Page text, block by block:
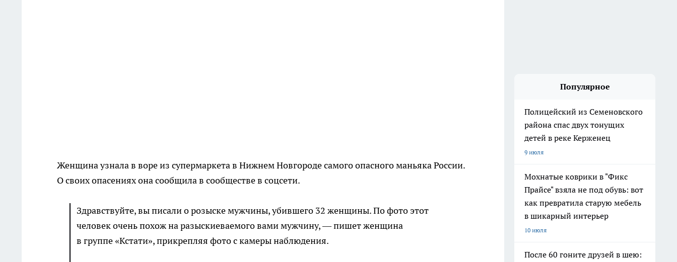
Женщина узнала в воре из супермаркета в Нижнем Новгороде самого опасного маньяка России.
О своих опасениях она сообщила в сообществе в соцсети.
Здравствуйте, вы писали о розыске мужчины, убившего 32 женщины. По фото этот
человек очень похож на разыскиеваемого вами мужчину, — пишет женщина
в группе «Кстати», прикрепляя фото с камеры наблюдения.
Популярное
Полицейский из Семеновского
района спас двух тонущих
детей в реке Керженец
9 июля
Мохнатые коврики в "Фикс
Прайсе" взяла не под обувь: вот
как превратила старую мебель
в шикарный интерьер
10 июля
После 60 гоните друзей в шею: